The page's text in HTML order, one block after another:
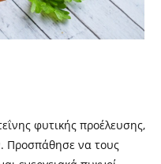
φυτικής προέλευσης,
Προσπάθησε να τους